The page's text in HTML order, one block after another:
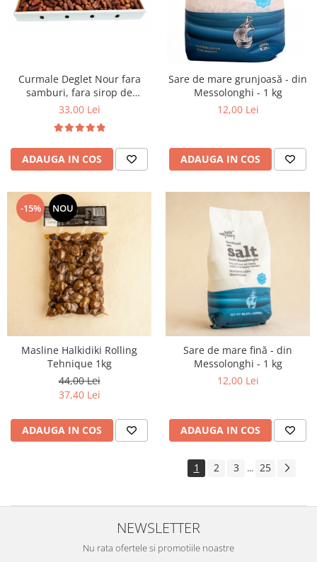
Curmale Deglet Nour fara
samburi, fara sirop de
glucoza 5 kg VRAC
33,00 Lei
ADAUGA IN COS
Sare de mare grunjoasă - din
Messolonghi - 1 kg
12,00 Lei
ADAUGA IN COS
-15% NOU
Masline Halkidiki Rolling
Tehnique 1kg
44,00 Lei
37,40 Lei
ADAUGA IN COS
Sare de mare fină - din
Messolonghi - 1 kg
12,00 Lei
ADAUGA IN COS
1 2 3 ... 25
NEWSLETTER
Nu rata ofertele si promotiile noastre